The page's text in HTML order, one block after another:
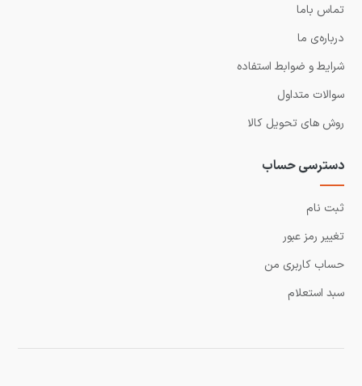
تماس باما
درباره‌ی ما
شرایط و ضوابط استفاده
سوالات متداول
روش های تحویل کالا
دسترسی حساب
ثبت نام
تغییر رمز عبور
حساب کاربری من
سبد استعلام